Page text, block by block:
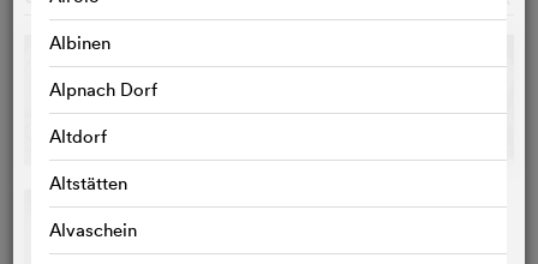
Albinen
Alpnach Dorf
Altdorf
Altstätten
Alvaschein